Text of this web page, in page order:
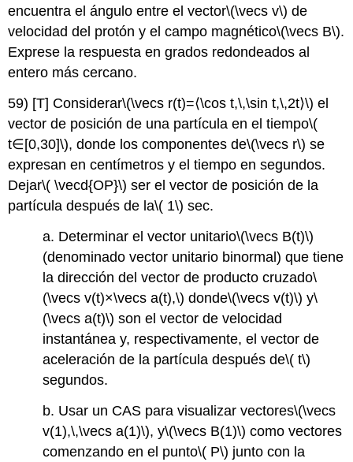
encuentra el ángulo entre el vector\(\vecs v\) de
velocidad del protón y el campo magnético\(\vecs B\).
Exprese la respuesta en grados redondeados al
entero más cercano.
59) [T] Considerar\(\vecs r(t)=⟨\cos t,\,\sin t,\,2t⟩\) el
vector de posición de una partícula en el tiempo\(
t∈[0,30]\), donde los componentes de\(\vecs r\) se
expresan en centímetros y el tiempo en segundos.
Dejar\( \vecd{OP}\) ser el vector de posición de la
partícula después de la\( 1\) sec.
a. Determinar el vector unitario\(\vecs B(t)\)
(denominado vector unitario binormal) que tiene
la dirección del vector de producto cruzado\
(\vecs v(t)×\vecs a(t),\) donde\(\vecs v(t)\) y\
(\vecs a(t)\) son el vector de velocidad
instantánea y, respectivamente, el vector de
aceleración de la partícula después de\( t\)
segundos.
b. Usar un CAS para visualizar vectores\(\vecs
v(1),\,\vecs a(1)\), y\(\vecs B(1)\) como vectores
comenzando en el punto\( P\) junto con la